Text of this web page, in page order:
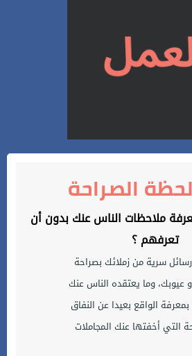
الصراحة
ملاحظات الناس عنك بدون أن
تعرفهم ؟
سرية من زملائك بصراحة
عيوبك، وما يعتقده الناس عنك
الواقع بعيدا عن النفاق
التي أخفتها عنك المجاملات